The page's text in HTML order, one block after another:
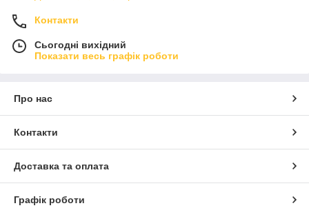
Контакти
Сьогодні вихідний
Показати весь графік роботи
Про нас
Контакти
Доставка та оплата
Графік роботи